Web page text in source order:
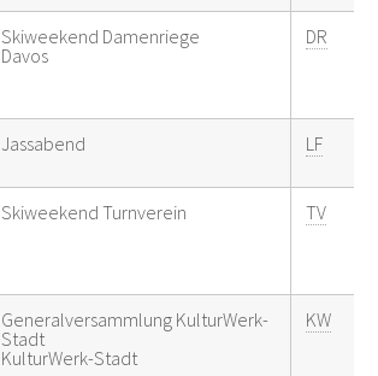
Skiweekend Damenriege
Davos
DR
Jassabend LF
Skiweekend Turnverein TV
Generalversammlung KulturWerk-
Stadt
KulturWerk-Stadt
KW